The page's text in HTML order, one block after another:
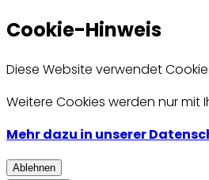
Cookie-Hinweis
Diese Website verwendet
Weitere Cookies werden nur mit
Mehr dazu in unserer
Ablehnen